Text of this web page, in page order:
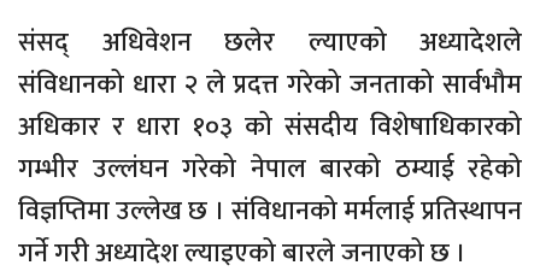
संसद् अधिवेशन छलेर ल्याएको अध्यादेशले
संविधानको धारा २ ले प्रदत्त गरेको जनताको सार्वभौम
अधिकार र धारा १०३ को संसदीय विशेषाधिकारको
गम्भीर उल्लंघन गरेको नेपाल बारको ठम्याई रहेको
विज्ञप्तिमा उल्लेख छ । संविधानको मर्मलाई प्रतिस्थापन
गर्ने गरी अध्यादेश ल्याइएको बारले जनाएको छ ।